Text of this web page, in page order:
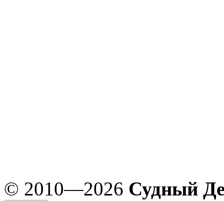
© 2010—2026 Судный